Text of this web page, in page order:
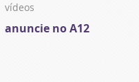
vídeos
anuncie no A12